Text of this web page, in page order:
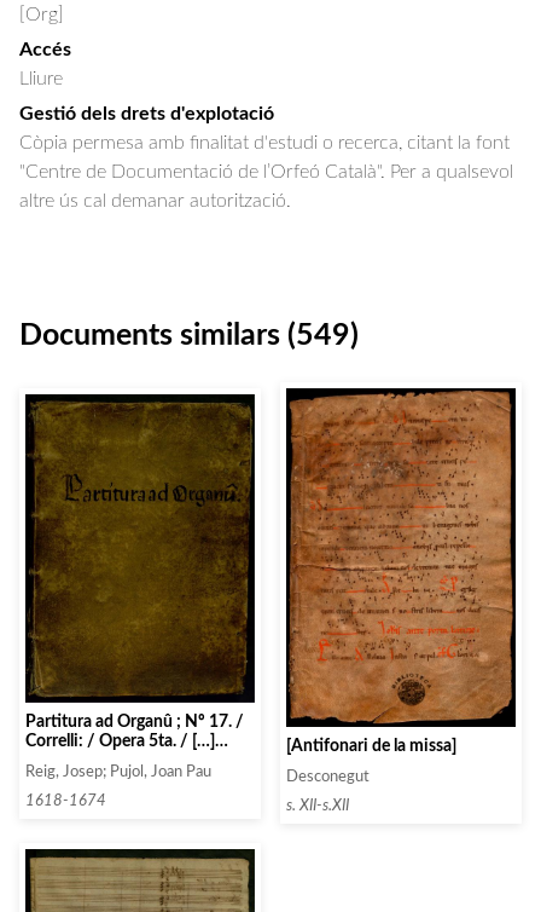
[Org]
Accés
Lliure
Gestió dels drets d'explotació
Còpia permesa amb finalitat d'estudi o recerca, citant la font
"Centre de Documentació de l’Orfeó Català". Per a qualsevol
altre ús cal demanar autorització.
Documents similars (549)
Partitura ad Organû ; Nº 17. /
Correlli: / Opera 5ta. / […]
Reig, Josep; Pujol, Joan Pau
1618-1674
[Antifonari de la missa]
Desconegut
s. XII-s.XII